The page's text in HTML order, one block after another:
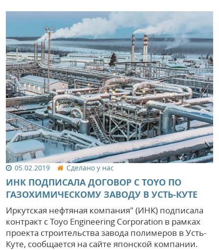
05.02.2019 Сделано у нас
ИНК ПОДПИСАЛА ДОГОВОР С TOYO ПО
ГАЗОХИМИЧЕСКОМУ ЗАВОДУ В УСТЬ-КУТЕ
Иркутская нефтяная компания" (ИНК) подписала
контракт с Toyo Engineering Corporation в рамках
проекта строительства завода полимеров в Усть-
Куте, сообщается на сайте японской компании.